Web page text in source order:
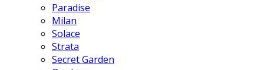
Paradise
Milan
Solace
Strata
Secret Garden